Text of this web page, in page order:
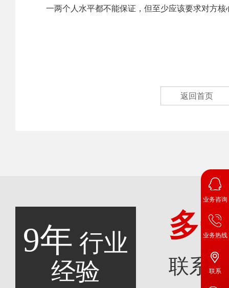
一两个人水平都不能保证，但至少应该要求对方
返回首页
9年 行业
经验
多
联系
业务咨询
业务热线
联系